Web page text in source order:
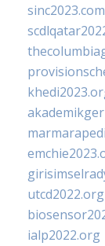
sinc2023.com
utcd2022.org
ialp2022.org